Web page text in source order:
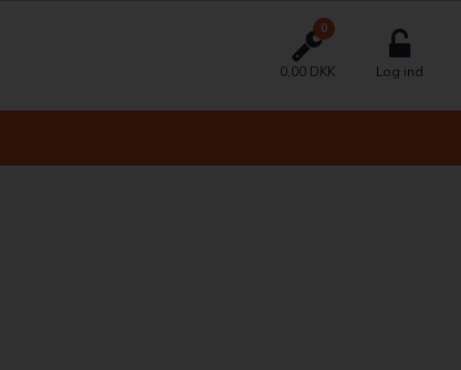
0
0,00 DKK Log ind